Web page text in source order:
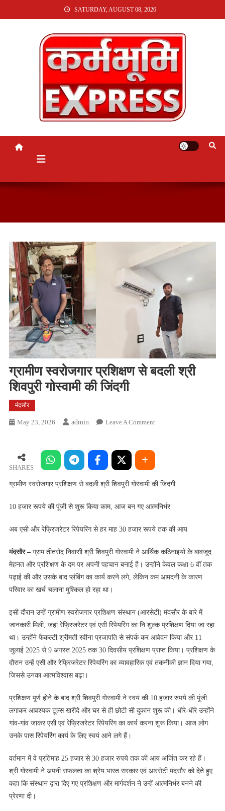
TO
SATURDAY, AUGUST 08, 2026
KARMABHUMI EXPRESS
ग्रामीण स्वरोजगार प्रशिक्षण से बदली श्री
शिवपुरी गोस्वामी की जिंदगी
मंदसौर
May 23, 2026 Admin Leave A CommentOn
प्रशिक्षण
से
बदली
शिवपुरी
की
SHARES
ग्रामीण स्वरोजगार प्रशिक्षण से बदली श्री शिवपुरी गोस्वामी की जिंदगी
10 हजार रूपये की पूंजी से शुरू किया काम, आज बन गए आत्मनिर्भर
अब एसी और रेफ्रिजरेटर रिपेयरिंग से हर माह 30 हजार रूपये तक की आय
मंदसौर –ग्राम तीतरोद निवासी श्री शिवपुरी गोस्वामी ने आर्थिक कठिनाइयों के बावजूद
मेहनत और प्रशिक्षण के दम पर अपनी पहचान बनाई है। उन्होंने केवल कक्षा 6 वीं तक
पढ़ाई की और उसके बाद प्लंबिंग का कार्य करने लगे, लेकिन कम आमदनी के कारण
परिवार का खर्च चलाना मुश्किल हो रहा था।
इसी दौरान उन्हें ग्रामीण स्वरोजगार प्रशिक्षण संस्थान (आरसेटी) मंदसौर के बारे में
जानकारी मिली, जहां रेफ्रिजरेटर एवं एसी रिपेयरिंग का नि:शुल्क प्रशिक्षण दिया जा रहा
था। उन्होंने फैकल्टी श्रीमती रवीना प्रजापति से संपर्क कर आवेदन किया और 11
जुलाई 2025 से 9 अगस्त 2025 तक 30 दिवसीय प्रशिक्षण प्राप्त किया। प्रशिक्षण के
दौरान उन्हें एसी और रेफ्रिजरेटर रिपेयरिंग का व्यावहारिक एवं तकनीकी ज्ञान दिया गया,
जिससे उनका आत्मविश्वास बढ़ा।
प्रशिक्षण पूर्ण होने के बाद श्री शिवपुरी गोस्वामी ने स्वयं की 10 हजार रुपये की पूंजी
लगाकर आवश्यक टूल्स खरीदे और घर से ही छोटी सी दुकान शुरू की। धीरे-धीरे उन्होंने
गांव-गांव जाकर एसी एवं रेफ्रिजरेटर रिपेयरिंग का कार्य करना शुरू किया। आज लोग
उनके पास रिपेयरिंग कार्य के लिए स्वयं आने लगे हैं।
वर्तमान में वे प्रतिमाह 25 हजार से 30 हजार रुपये तक की आय अर्जित कर रहे हैं।
श्री गोस्वामी ने अपनी सफलता का श्रेय भारत सरकार एवं आरसेटी मंदसौर को देते हुए
कहा कि संस्थान द्वारा दिए गए प्रशिक्षण और मार्गदर्शन ने उन्हें आत्मनिर्भर बनने की
प्रेरणा दी।